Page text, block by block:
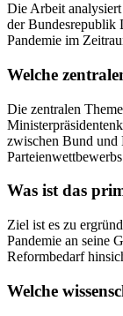
Die Arbeit analysiert
der Bundesrepublik
Pandemie im
Welche
Die zentralen
zwischen Bund und
Was ist das
Ziel ist es zu
Pandemie an seine
Reformbedarf
Welche